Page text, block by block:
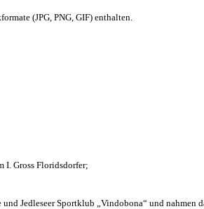
(JPG, PNG, GIF) enthalten.
I. Gross Floridsdorfer;
Jedleseer Sportklub „Vindobona“ und nahmen